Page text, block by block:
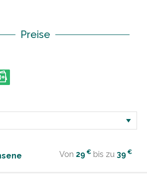
Preise
Von 29 € bis zu 39 €